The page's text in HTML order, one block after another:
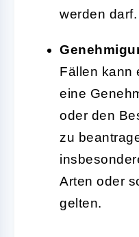
werden darf.
Fällen kann
eine
oder den
zu
Arten oder
gelten.